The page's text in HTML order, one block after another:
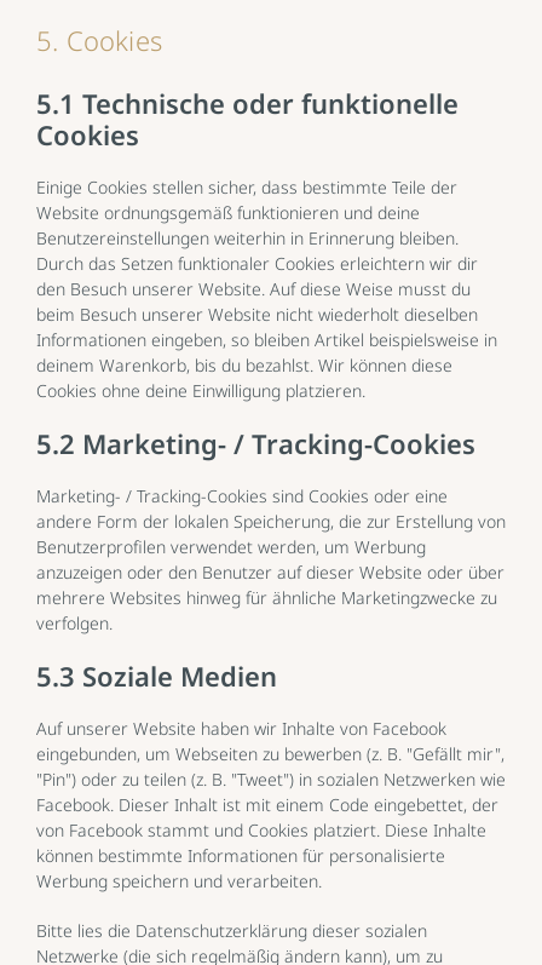
5. Cookies
5.1 Technische oder funktionelle
Cookies
Einige Cookies stellen sicher, dass bestimmte Teile der
Website ordnungsgemäß funktionieren und deine
Benutzereinstellungen weiterhin in Erinnerung bleiben.
Durch das Setzen funktionaler Cookies erleichtern wir dir
den Besuch unserer Website. Auf diese Weise musst du
beim Besuch unserer Website nicht wiederholt dieselben
Informationen eingeben, so bleiben Artikel beispielsweise in
deinem Warenkorb, bis du bezahlst. Wir können diese
Cookies ohne deine Einwilligung platzieren.
5.2 Marketing- / Tracking-Cookies
Marketing- / Tracking-Cookies sind Cookies oder eine
andere Form der lokalen Speicherung, die zur Erstellung von
Benutzerprofilen verwendet werden, um Werbung
anzuzeigen oder den Benutzer auf dieser Website oder über
mehrere Websites hinweg für ähnliche Marketingzwecke zu
verfolgen.
5.3 Soziale Medien
Auf unserer Website haben wir Inhalte von Facebook
eingebunden, um Webseiten zu bewerben (z. B. "Gefällt mir",
"Pin") oder zu teilen (z. B. "Tweet") in sozialen Netzwerken wie
Facebook. Dieser Inhalt ist mit einem Code eingebettet, der
von Facebook stammt und Cookies platziert. Diese Inhalte
können bestimmte Informationen für personalisierte
Werbung speichern und verarbeiten.
Bitte lies die Datenschutzerklärung dieser sozialen
Netzwerke (die sich regelmäßig ändern kann), um zu